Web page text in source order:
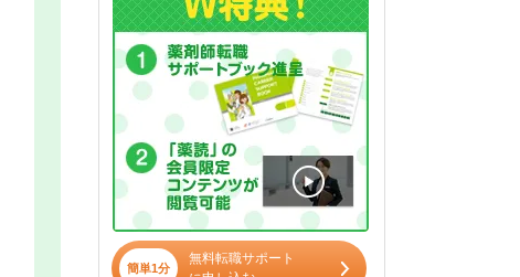
簡単1分
無料転職サポート